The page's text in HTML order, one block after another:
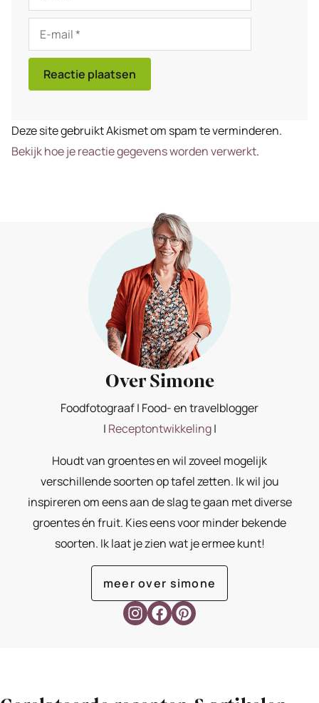
mail
Deze site gebruikt Akismet om spam te verminderen.
Bekijk hoe je reactie gegevens worden verwerkt.
Over Simone
Foodfotograaf | Food- en travelblogger
| Receptontwikkeling|
Houdt van groentes en wil zoveel mogelijk
verschillende soorten op tafel zetten. Ik wil jou
inspireren om eens aan de slag te gaan met diverse
groentes én fruit. Kies eens voor minder bekende
soorten. Ik laat je zien wat je ermee kunt!
meer over simone